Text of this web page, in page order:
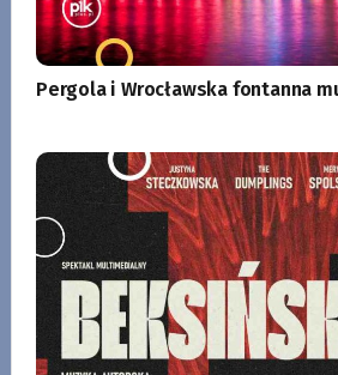
Pergola i Wrocławska fontanna